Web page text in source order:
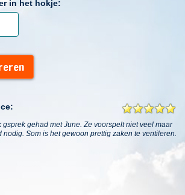
in het hokje:
gehad met June. Ze voorspelt niet veel maar
nodig. Som is het gewoon prettig zaken te ventileren.